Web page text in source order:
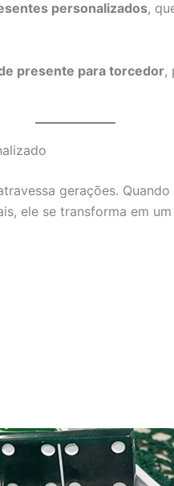
personalizados,
presente para torcedor,
gerações.
ele se transforma em